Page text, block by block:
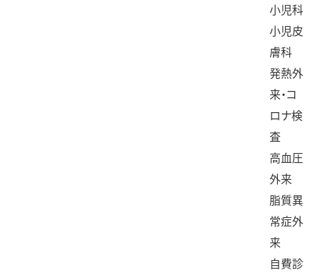
小児科
小児皮
膚科
発熱外
来・コ
ロナ検
査
高血圧
外来
脂質異
常症外
来
自費診